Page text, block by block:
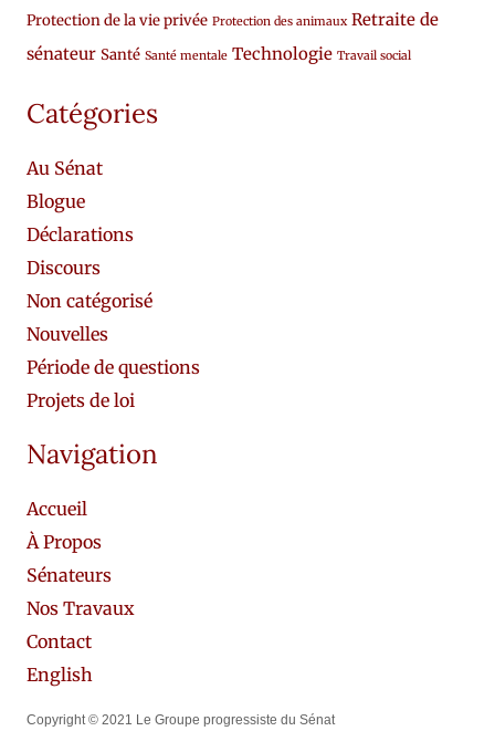
Protection de la vie privée Protection des animaux Retraite de
sénateur Santé Santé mentale Technologie Travail social
Catégories
Au Sénat
Blogue
Déclarations
Discours
Non catégorisé
Nouvelles
Période de questions
Projets de loi
Navigation
Accueil
À Propos
Sénateurs
Nos Travaux
Contact
English
Copyright © 2021 Le Groupe progressiste du Sénat